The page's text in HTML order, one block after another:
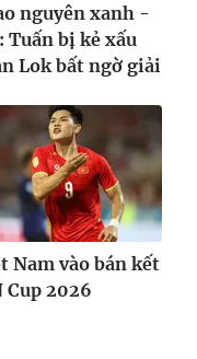
nguyên xanh -
Tuấn bị kẻ xấu
Lok bất ngờ giải
Nam vào bán kết
Cup 2026